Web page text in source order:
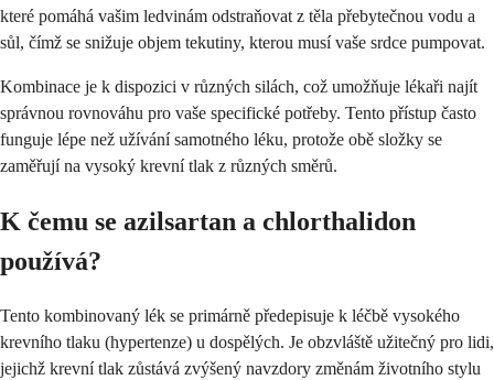
které pomáhá vašim ledvinám odstraňovat z těla přebytečnou vodu a
sůl, čímž se snižuje objem tekutiny, kterou musí vaše srdce pumpovat.
Kombinace je k dispozici v různých silách, což umožňuje lékaři najít
správnou rovnováhu pro vaše specifické potřeby. Tento přístup často
funguje lépe než užívání samotného léku, protože obě složky se
zaměřují na vysoký krevní tlak z různých směrů.
K čemu se azilsartan a chlorthalidon
používá?
Tento kombinovaný lék se primárně předepisuje k léčbě vysokého
krevního tlaku (hypertenze) u dospělých. Je obzvláště užitečný pro lidi,
jejichž krevní tlak zůstává zvýšený navzdory změnám životního stylu